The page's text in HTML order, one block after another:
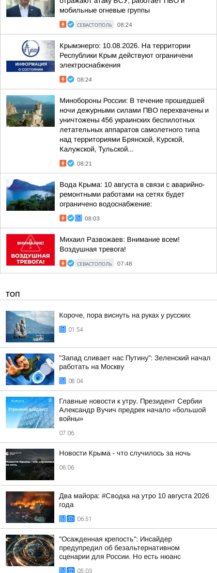
мобильные огневые группы
СЕВАСТОПОЛЬ 08:24
Крымэнерго: 10.08.2026. На территории
Республики Крым действуют ограничени
электроснабжения
08:24
Минобороны России: В течение прошедшей
ночи дежурными силами ПВО перехвачены и
уничтожены 456 украинских беспилотных
летательных аппаратов самолетного типа
над территориями Брянской, Курской,
Калужской, Тульской...
08:21
Вода Крыма: 10 августа в связи с аварийно-
ремонтными работами на сетях будет
ограничено водоснабжение:
08:03
Михаил Развожаев: Внимание всем!
Воздушная тревога!
СЕВАСТОПОЛЬ 07:48
ТОП
Короче, пора виснуть на руках у русских
01:54
"Запад сливает нас Путину": Зеленский начал
работать на Москву
08:04
Главные новости к утру. Президент Сербии
Александр Вучич предрек начало «большой
войны»
07:06
Новости Крыма - что случилось за ночь
06:06
Два майора: #Сводка на утро 10 августа 2026
года
06:51
"Осажденная крепость": Инсайдер
предупредил об безальтернативном
сценарии для России. Но есть нюанс
05:03